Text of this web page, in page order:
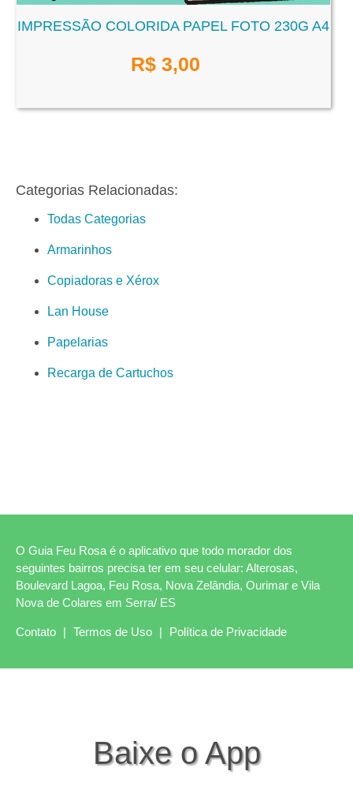
IMPRESSÃO COLORIDA PAPEL FOTO 230G A4
R$ 3,00
Categorias Relacionadas:
Todas Categorias
Armarinhos
Copiadoras e Xérox
Lan House
Papelarias
Recarga de Cartuchos
O Guia Feu Rosa é o aplicativo que todo morador dos
seguintes bairros precisa ter em seu celular: Alterosas,
Boulevard Lagoa, Feu Rosa, Nova Zelândia, Ourimar e Vila
Nova de Colares em Serra/ ES
Contato | Termos de Uso | Política de Privacidade
Baixe o App